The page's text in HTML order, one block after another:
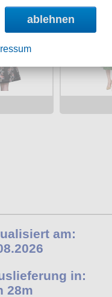
am:
in:
28m
ablehnen